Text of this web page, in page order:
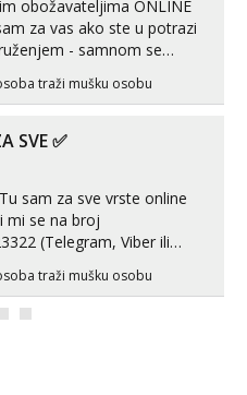
obožavateljima ONLINE
za vas ako ste u potrazi
- samnom se
preko videopoziva, ili
dovoljna radim i u paru i
tipkanja uz slike i hot
traži mušku osobu
SVE ✅
sam za sve vrste online
mi se na broj
(Telegram, Viber ili
traži mušku osobu